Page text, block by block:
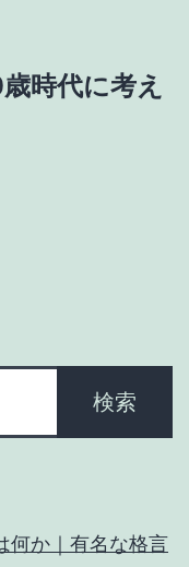
時代に考え
何か｜有名な格言